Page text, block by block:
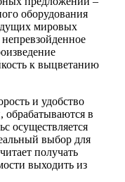
оборудования
мировых
к выцветанию
и удобство
обрабатываются в
осуществляется
выбор для
получать
выходить из